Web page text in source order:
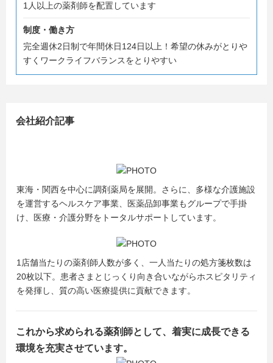
1人以上の薬剤師を配置しています
制度・働き方
完全週休2日制で年間休日124日以上！希望の休みがとりや
すくワークライフバランスをとりやすい
会社紹介記事
東海・関西を中心に調剤薬局を展開。さらに、多様な介護施設
を運営するヘルスケア事業、医薬品卸事業もグループで手掛
け、医療・介護分野をトータルサポートしています。
1店舗当たりの薬剤師人数が多く、一人当たりの処方箋枚数は
20枚以下。患者さまとじっくり向き合いながらホスピタリティ
を発揮し、質の高い医療提供に貢献できます。
これから求められる薬剤師として、着実に成長できる
環境を充実させています。